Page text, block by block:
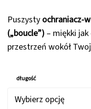
Puszysty ochraniacz-
(„boucle”) – miękki
przestrzeń wokół
długość